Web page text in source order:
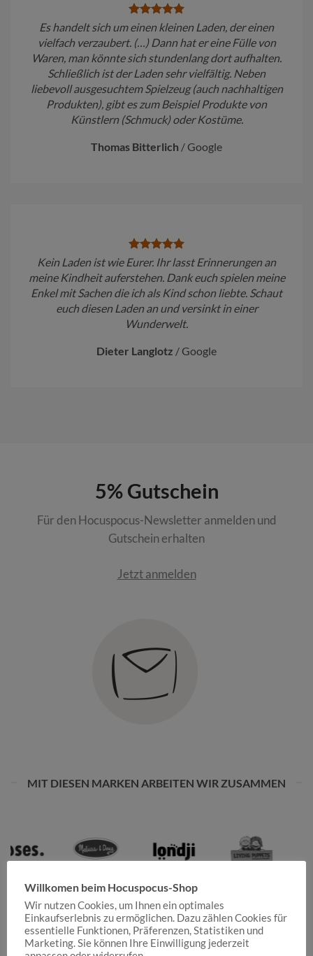
Es handelt sich um einen kleinen Laden, der einen
vielfach verzaubert. (…) Dann hat er eine Fülle von
Waren, man könnte sich stundenlang dort aufhalten.
Schließlich ist der Laden sehr vielfältig. Neben
liebevoll ausgesuchtem Spielzeug (auch nachhaltigen
Produkten), gibt es zum Beispiel Produkte von
Künstlern (Schmuck) oder Kostüme.
Thomas Bitterlich / Google
Kein Laden ist wie Eurer. Ihr lasst Erinnerungen an
meine Kindheit auferstehen. Dank euch spielen meine
Enkel mit Sachen die ich als Kind schon liebte. Schaut
euch diesen Laden an und versinkt in einer
Wunderwelt.
Dieter Langlotz / Google
5% Gutschein
Für den Hocuspocus-Newsletter anmelden und
Gutschein erhalten
Jetzt anmelden
MIT DIESEN MARKEN ARBEITEN WIR ZUSAMMEN
Willkomen beim Hocuspocus-Shop
Wir nutzen Cookies, um Ihnen ein optimales
Einkaufserlebnis zu ermöglichen. Dazu zählen Cookies für
essentielle Funktionen, Präferenzen, Statistiken und
Marketing. Sie können Ihre Einwilligung jederzeit